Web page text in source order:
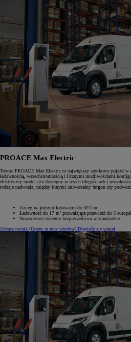
PROACE Max Electric
Toyota PROACE Max Electric to największy użytkowy pojazd w
ładownością, wszechstronnością i licznymi możliwościami
elektryczny model jest dostępny w trzech długościach i
rodzaje nadwozia, między innymi uniwersalny furgon czy
Zasięg na jednym ładowaniu do 424 km
Ładowność do 17 m³ pozwalająca przewieźć do 5
Nowoczesne systemy bezpieczeństwa w standardzie
Zobacz cennik (Opens in new window) Dowiedz się więcej